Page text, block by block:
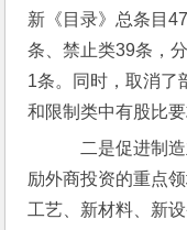
新《目录》总条目
条、禁止类39条，
1条。同时，取消了
和限制类中有股比
二是促进制造
励外商投资的重点
工艺、新材料、新